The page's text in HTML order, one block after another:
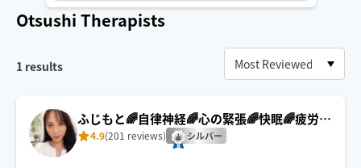
Otsushi Therapists
1 results
ふじもと🌈自律神経🌈心の緊張🌈快眠🌈疲労回
復4.9(201 reviews) シルバー